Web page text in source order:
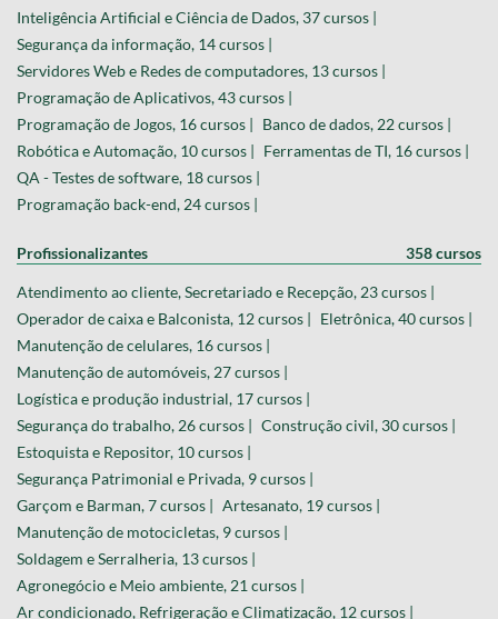
Inteligência Artificial e Ciência de Dados, 37 cursos |
Segurança da informação, 14 cursos |
Servidores Web e Redes de computadores, 13 cursos |
Programação de Aplicativos, 43 cursos |
Programação de Jogos, 16 cursos | Banco de dados, 22 cursos |
Robótica e Automação, 10 cursos | Ferramentas de TI, 16 cursos |
QA - Testes de software, 18 cursos |
Programação back-end, 24 cursos |
Profissionalizantes 358 cursos
Atendimento ao cliente, Secretariado e Recepção, 23 cursos |
Operador de caixa e Balconista, 12 cursos | Eletrônica, 40 cursos |
Manutenção de celulares, 16 cursos |
Manutenção de automóveis, 27 cursos |
Logística e produção industrial, 17 cursos |
Segurança do trabalho, 26 cursos | Construção civil, 30 cursos |
Estoquista e Repositor, 10 cursos |
Segurança Patrimonial e Privada, 9 cursos |
Garçom e Barman, 7 cursos | Artesanato, 19 cursos |
Manutenção de motocicletas, 9 cursos |
Soldagem e Serralheria, 13 cursos |
Agronegócio e Meio ambiente, 21 cursos |
Ar condicionado, Refrigeração e Climatização, 12 cursos |